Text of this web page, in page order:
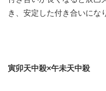
き、安定した付き合いにな
寅卯天中殺×午未天中殺